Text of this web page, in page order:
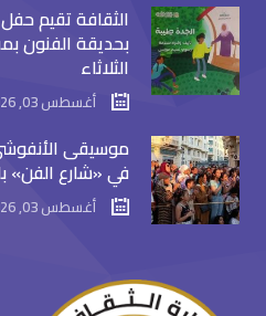
الثقافة تقيم
بحديقة الفنون
الثلاثاء
أغسطس 03, 2026
موسيقى
في «شارع الفن»
أغسطس 03, 2026